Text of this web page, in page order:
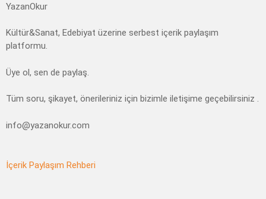
YazanOkur
Kültür&Sanat, Edebiyat üzerine serbest içerik paylaşım
platformu.
Üye ol, sen de paylaş.
Tüm soru, şikayet, önerileriniz için bizimle iletişime geçebilirsiniz .
info@yazanokur.com
İçerik Paylaşım Rehberi